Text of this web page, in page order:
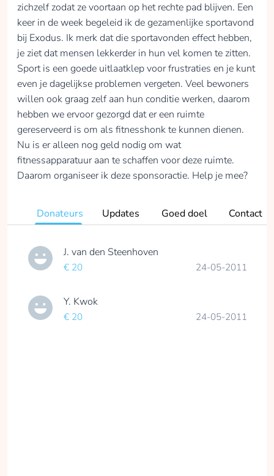
zichzelf zodat ze voortaan op het rechte pad blijven. Een
keer in de week begeleid ik de gezamenlijke sportavond
bij Exodus. Ik merk dat die sportavonden effect hebben,
je ziet dat mensen lekkerder in hun vel komen te zitten.
Sport is een goede uitlaatklep voor frustraties en je kunt
even je dagelijkse problemen vergeten. Veel bewoners
willen ook graag zelf aan hun conditie werken, daarom
hebben we ervoor gezorgd dat er een ruimte
gereserveerd is om als fitnesshonk te kunnen dienen.
Nu is er alleen nog geld nodig om wat
fitnessapparatuur aan te schaffen voor deze ruimte.
Daarom organiseer ik deze sponsoractie. Help je mee?
Donateurs Updates Goed doel Contact
J. van den Steenhoven
€ 20 24-05-2011
Y. Kwok
€ 20 24-05-2011